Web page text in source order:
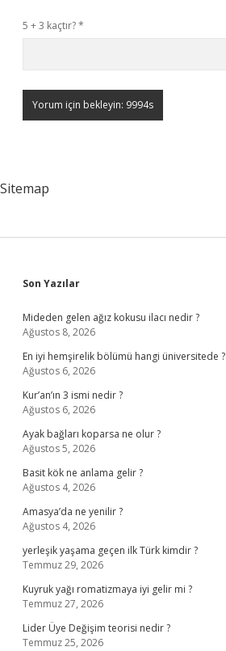
5 + 3 kaçtır?*
Sitemap
Sidebar
Son Yazılar
Mideden gelen ağız kokusu ilacı nedir ?
Ağustos 8, 2026
En iyi hemşirelik bölümü hangi üniversitede ?
Ağustos 6, 2026
Kur’an’ın 3 ismi nedir ?
Ağustos 6, 2026
Ayak bağları koparsa ne olur ?
Ağustos 5, 2026
Basit kök ne anlama gelir ?
Ağustos 4, 2026
Amasya’da ne yenilir ?
Ağustos 4, 2026
yerleşik yaşama geçen ilk Türk kimdir ?
Temmuz 29, 2026
Kuyruk yağı romatizmaya iyi gelir mi ?
Temmuz 27, 2026
Lider Üye Değişim teorisi nedir ?
Temmuz 25, 2026